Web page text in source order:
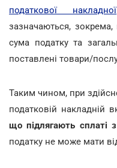
податкової накладної
зазначаються, зокрема,
сума податку та
поставлені товари/
Таким чином, при
податковій накладній
що підлягають сплаті
податку не може мати